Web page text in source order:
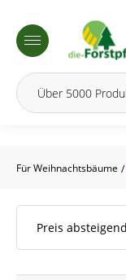
springen
Für Weihnachtsbäume /